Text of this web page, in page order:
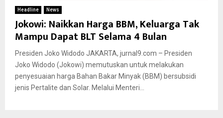
Headline News
Jokowi: Naikkan Harga BBM, Keluarga Tak
Mampu Dapat BLT Selama 4 Bulan
Presiden Joko Widodo JAKARTA, jurnal9.com – Presiden
Joko Widodo (Jokowi) memutuskan untuk melakukan
penyesuaian harga Bahan Bakar Minyak (BBM) bersubsidi
jenis Pertalite dan Solar. Melalui Menteri...